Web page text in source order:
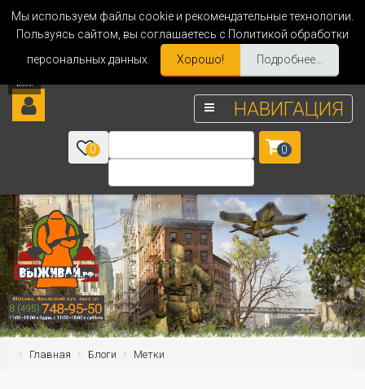
Мы используем файлы cookie и рекомендательные технологии.
Пользуясь сайтом, вы соглашаетесь с Политикой обработки
персональных данных.
Хорошо! Подробнее...
НАВИГАЦИЯ
0 0
Главная Блоги Метки